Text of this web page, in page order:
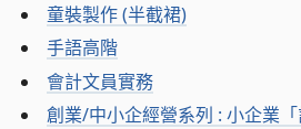
童裝製作 (半截裙)
手語高階
會計文員實務
創業/中小企經營系列 : 小企業